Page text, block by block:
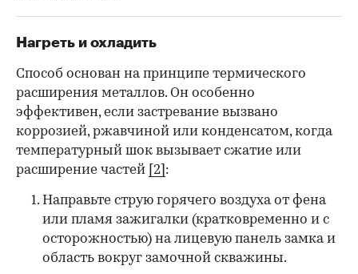
Нагреть и охладить
Способ основан на принципе термического
расширения металлов. Он особенно
эффективен, если застревание вызвано
коррозией, ржавчиной или конденсатом, когда
температурный шок вызывает сжатие или
расширение частей [2] :
Направьте струю горячего воздуха от фена
или пламя зажигалки (кратковременно и с
осторожностью) на лицевую панель замка и
область вокруг замочной скважины.